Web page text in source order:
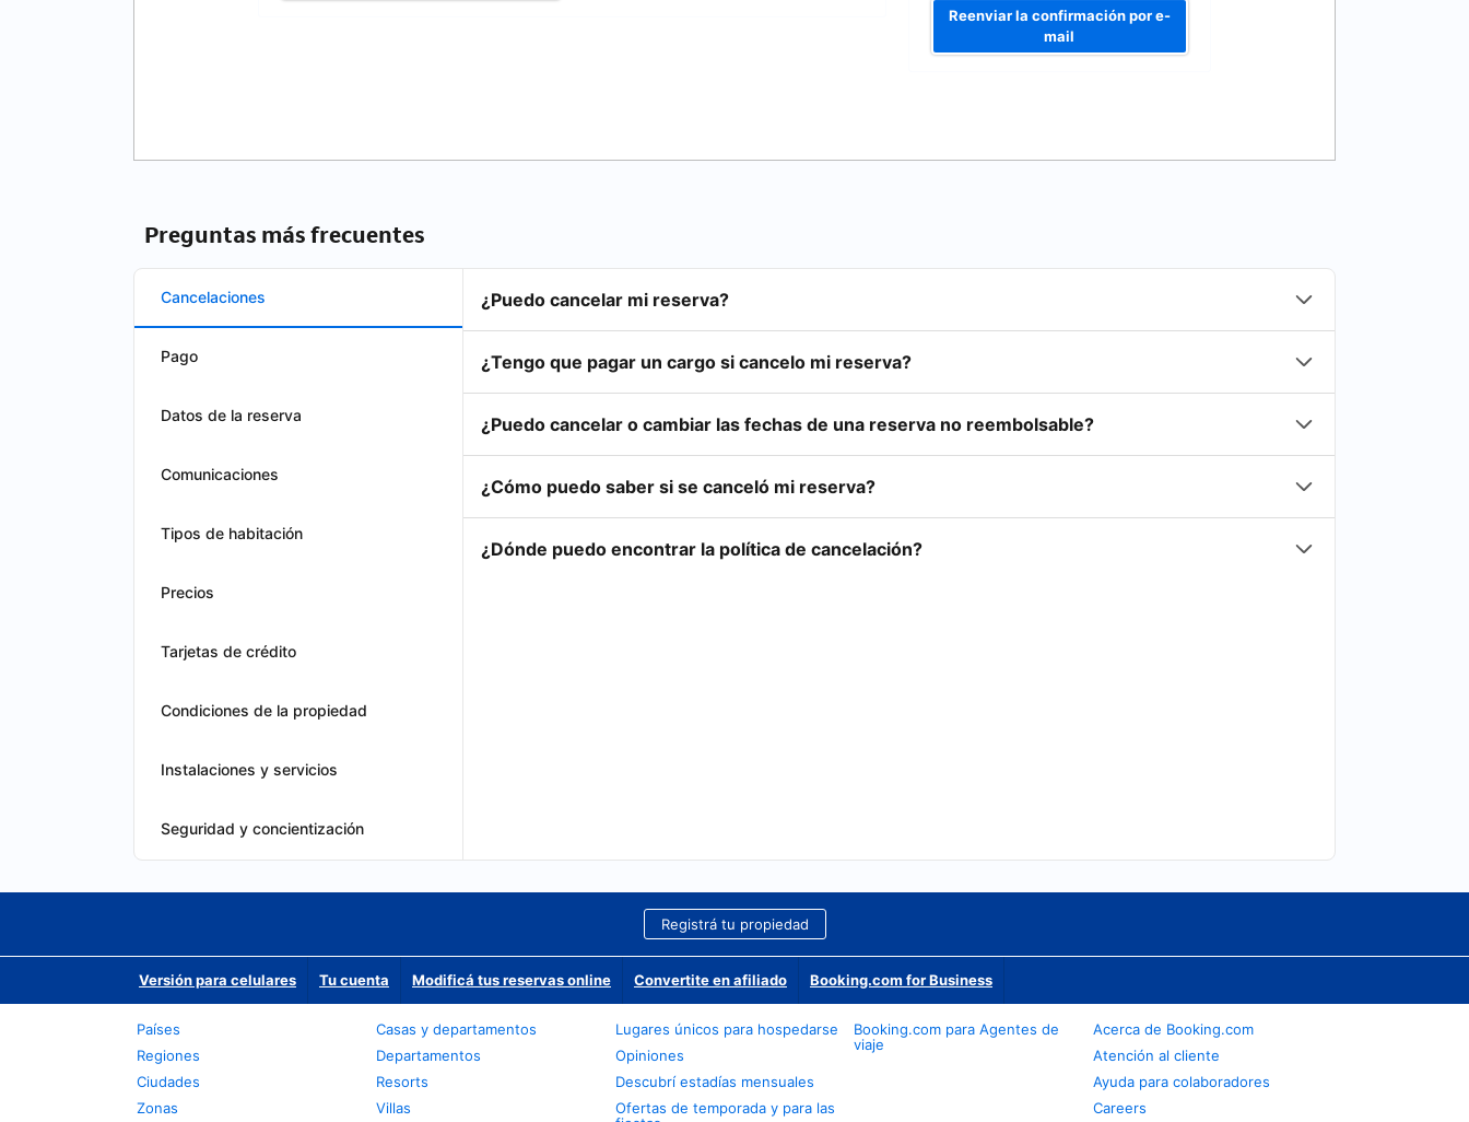
Reenviar la confirmación por e-
mail
Preguntas más frecuentes
Cancelaciones
Pago
Datos de la reserva
Comunicaciones
Tipos de habitación
Precios
Tarjetas de crédito
Condiciones de la propiedad
Instalaciones y servicios
Seguridad y concientización
¿Puedo cancelar mi reserva?
¿Tengo que pagar un cargo si cancelo mi reserva?
¿Puedo cancelar o cambiar las fechas de una reserva no reembolsable?
¿Cómo puedo saber si se canceló mi reserva?
¿Dónde puedo encontrar la política de cancelación?
Registrá tu propiedad
Versión para celulares Tu cuenta Modificá tus reservas online Convertite en afiliado Booking.com for Business
Países
Regiones
Ciudades
Zonas
Casas y departamentos
Departamentos
Resorts
Villas
Lugares únicos para hospedarse
Opiniones
Descubrí estadías mensuales
Ofertas de temporada y para las
Booking.com para Agentes de
viaje
Acerca de Booking.com
Atención al cliente
Ayuda para colaboradores
Careers